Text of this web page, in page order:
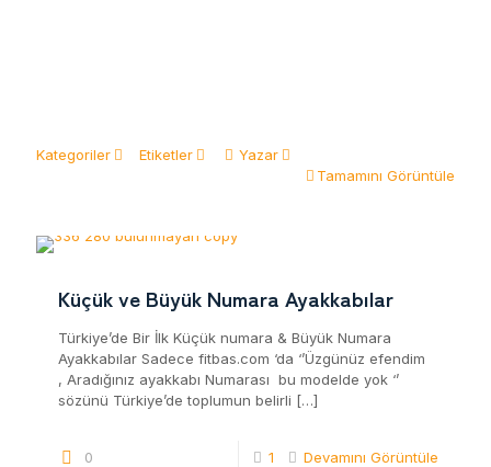
Kategoriler Etiketler
Yazar
Tamamını Görüntüle
Küçük ve Büyük Numara Ayakkabılar
Türkiye’de Bir İlk Küçük numara & Büyük Numara
Ayakkabılar Sadece fitbas.com ‘da ‘’Üzgünüz efendim
, Aradığınız ayakkabı Numarası bu modelde yok ‘’
sözünü Türkiye’de toplumun belirli […]
0 1 Devamını Görüntüle